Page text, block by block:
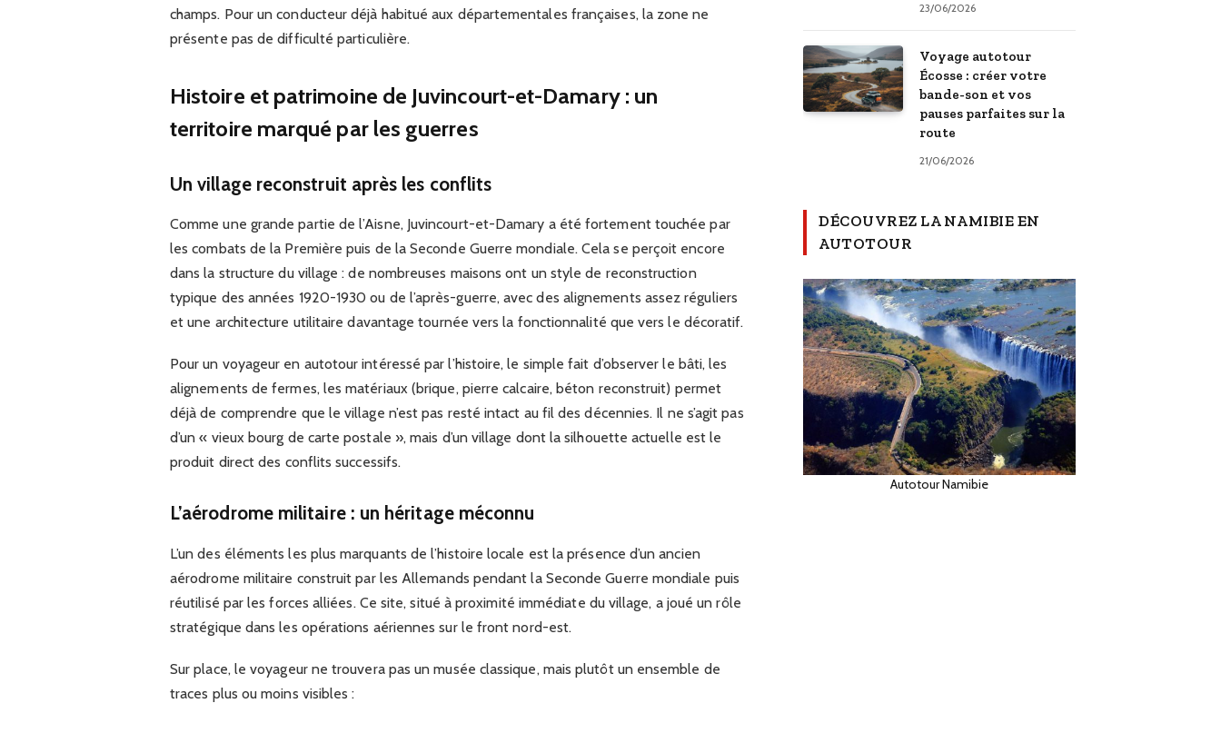
champs. Pour un conducteur déjà habitué aux départementales françaises, la zone ne
présente pas de difficulté particulière.
Histoire et patrimoine de Juvincourt-et-Damary : un
territoire marqué par les guerres
Un village reconstruit après les conflits
Comme une grande partie de l’Aisne, Juvincourt-et-Damary a été fortement touchée par
les combats de la Première puis de la Seconde Guerre mondiale. Cela se perçoit encore
dans la structure du village : de nombreuses maisons ont un style de reconstruction
typique des années 1920-1930 ou de l’après-guerre, avec des alignements assez réguliers
et une architecture utilitaire davantage tournée vers la fonctionnalité que vers le décoratif.
Pour un voyageur en autotour intéressé par l’histoire, le simple fait d’observer le bâti, les
alignements de fermes, les matériaux (brique, pierre calcaire, béton reconstruit) permet
déjà de comprendre que le village n’est pas resté intact au fil des décennies. Il ne s’agit pas
d’un « vieux bourg de carte postale », mais d’un village dont la silhouette actuelle est le
produit direct des conflits successifs.
L’aérodrome militaire : un héritage méconnu
L’un des éléments les plus marquants de l’histoire locale est la présence d’un ancien
aérodrome militaire construit par les Allemands pendant la Seconde Guerre mondiale puis
réutilisé par les forces alliées. Ce site, situé à proximité immédiate du village, a joué un rôle
stratégique dans les opérations aériennes sur le front nord-est.
Sur place, le voyageur ne trouvera pas un musée classique, mais plutôt un ensemble de
traces plus ou moins visibles :
23/06/2026
Voyage autotour
Écosse : créer votre
bande-son et vos
pauses parfaites sur la
route
21/06/2026
DÉCOUVREZ LA NAMIBIE EN
AUTOTOUR
Autotour Namibie